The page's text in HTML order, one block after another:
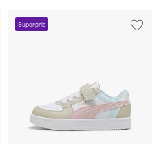
Superpris